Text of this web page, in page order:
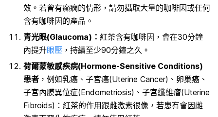
效。若曾有癲癇的情形，請勿攝取大量的咖啡因或任何
含有咖啡因的產品。
青光眼(Glaucoma)： 紅茶含有咖啡因，會在30分鐘
內提升眼壓 ，持續至少90分鐘之久。
荷爾蒙敏感疾病(Hormone-Sensitive Conditions)
患者 ，例如乳癌、子宮癌(Uterine Cancer)、卵巢癌、
子宮內膜異位症(Endometriosis)、子宮纖維瘤(Uterine
Fibroids)：紅茶的作用跟雌激素很像，若患有會因雌